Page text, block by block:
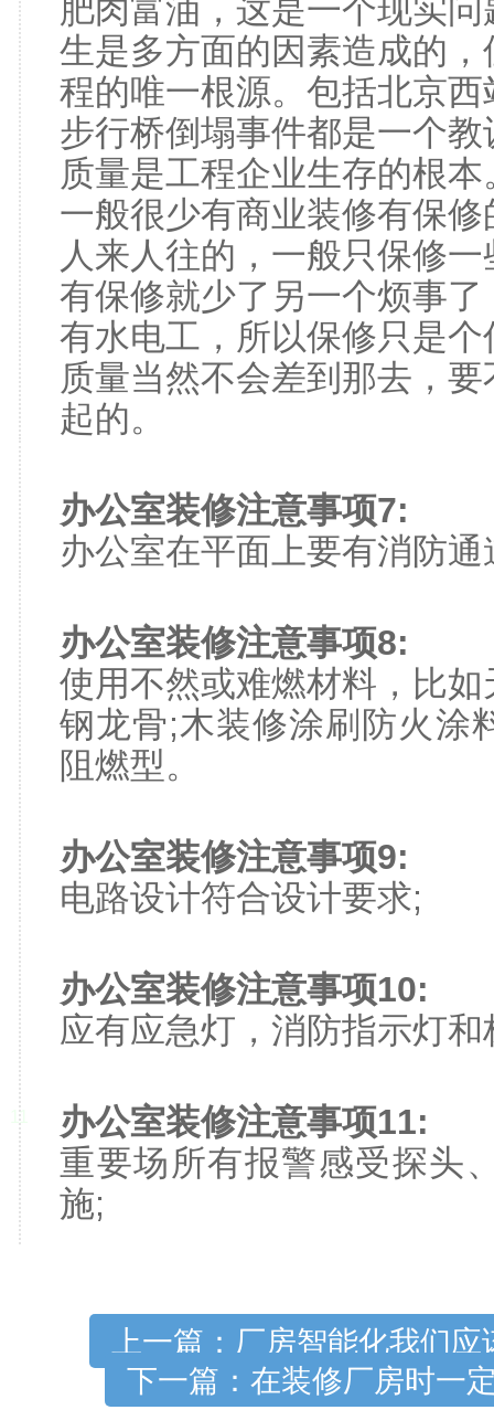
肥肉富油，这是一个现实
生是多方面的因素造成的
程的唯一根源。包括北京
步行桥倒塌事件都是一个
质量是工程企业生存的根
一般很少有商业装修有保
人来人往的，一般只保修
有保修就少了另一个烦事
有水电工，所以保修只是
质量当然不会差到那去，
起的。
办公室装修注意事项7:
办公室在平面上要有消防
办公室装修注意事项8:
使用不然或难燃材料，比
钢龙骨;木装修涂刷防火涂
阻燃型。
办公室装修注意事项9:
电路设计符合设计要求;
办公室装修注意事项10:
应有应急灯，消防指示灯和
11
办公室装修注意事项11:
重要场所有报警感受探头
施;
上一篇：厂房智能化我们
下一篇：在装修厂房时一